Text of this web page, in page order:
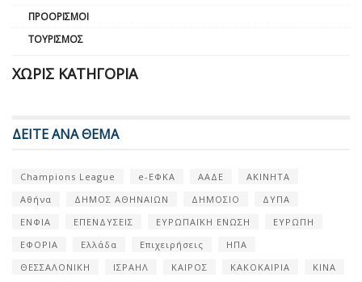
ΠΡΟΟΡΙΣΜΟΊ
ΤΟΥΡΙΣΜΌΣ
ΧΩΡΊΣ ΚΑΤΗΓΟΡΊΑ
ΔΕΙΤΕ ΑΝΑ ΘΕΜΑ
Champions League e-ΕΦΚΑ ΑΑΔΕ
ΑΚΙΝΗΤΑ
Αθήνα
ΔΗΜΟΣ ΑΘΗΝΑΙΩΝ ΔΗΜΟΣΙΟ
ΔΥΠΑ
ΕΝΦΙΑ
ΕΠΕΝΔΥΣΕΙΣ ΕΥΡΩΠΑΪΚΗ ΕΝΩΣΗ
ΕΥΡΩΠΗ
ΕΦΟΡΙΑ
Ελλάδα Επιχειρήσεις
ΗΠΑ
ΘΕΣΣΑΛΟΝΙΚΗ
ΙΣΡΑΗΛ ΚΑΙΡΟΣ ΚΑΚΟΚΑΙΡΙΑ
ΚΙΝΑ